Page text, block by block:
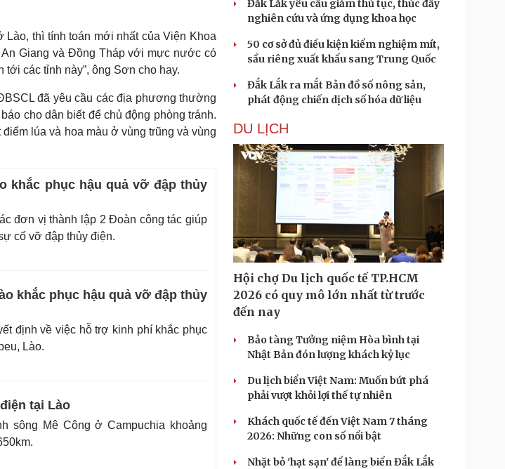
Lào, thì tính toán mới nhất của Viện Khoa
Giang và Đồng Tháp với mực nước có
các tỉnh này”, ông Sơn cho hay.
đã yêu cầu các địa phương thường
cho dân biết để chủ động phòng tránh.
lúa và hoa màu ở vùng trũng và vùng
khắc phục hậu quả vỡ đập thủy
đơn vị thành lập 2 Đoàn công tác giúp
cố vỡ đập thủy điện.
khắc phục hậu quả vỡ đập thủy
định về việc hỗ trợ kinh phí khắc phục
Lào.
tại Lào
sông Mê Công ở Campuchia khoảng
Đắk Lắk yêu cầu giảm thủ tục, thúc đẩy
nghiên cứu và ứng dụng khoa học
50 cơ sở đủ điều kiện kiểm nghiệm mít,
sầu riêng xuất khẩu sang Trung Quốc
Đắk Lắk ra mắt Bản đồ số nông sản,
phát động chiến dịch số hóa dữ liệu
DU LỊCH
Hội chợ Du lịch quốc tế TP.HCM
2026 có quy mô lớn nhất từ trước
đến nay
Bảo tàng Tưởng niệm Hòa bình tại
Nhật Bản đón lượng khách kỷ lục
Du lịch biển Việt Nam: Muốn bứt phá
phải vượt khỏi lợi thế tự nhiên
Khách quốc tế đến Việt Nam 7 tháng
2026: Những con số nổi bật
Nhặt bỏ 'hạt sạn' để làng biển Đắk Lắk